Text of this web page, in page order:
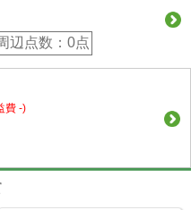
辺点数： 0点
費 -)